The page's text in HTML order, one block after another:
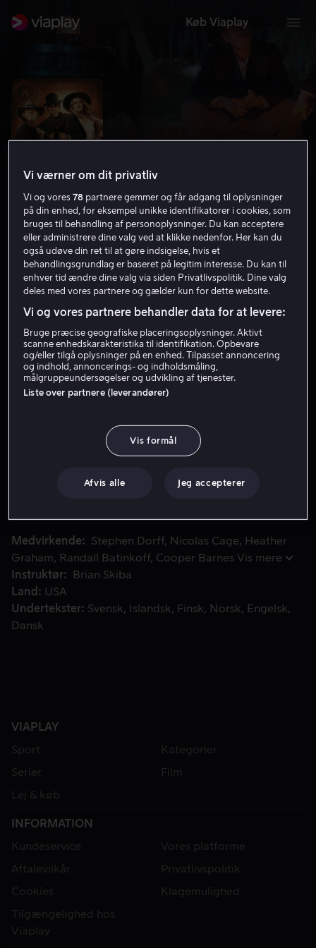
Køb Viaplay
Gunslingers
3.6 Action 2025 1 t. 39 min
15 år
UHD
Lej 59 kr
Køb 119 kr
Se trailer
Da Amerikas mest eftersøgte mand dukker op i en lille
Da Amerikas mest eftersøgte mand dukker op i en lille
blodtørstig pøbel, der søger hævn, hurtigt efter. Mens
byen.
Medvirkende
Stephen Dorff Nicolas Cage
Heather
Graham
Randall Batinkoff Cooper Barnes Vis mere
Instruktør
Brian Skiba
Land
USA
Undertekster
Svensk Islandsk Finsk Norsk
Engelsk
Dansk
VIAPLAY
Sport
Kategorier
Serier
Film
Lej & køb
INFORMATION
Kundeservice
Vores platforme
Aftalevilkår
Privatlivspolitik
Cookies
Klagemulighed
Tilgængelighed hos
Viaplay
Vi værner om dit privatliv
Vi og vores78 partnere gemmer og får adgang til oplysninger
på din enhed, for eksempel unikke identifikatorer i cookies, som
bruges til behandling af personoplysninger. Du kan acceptere
eller administrere dine valg ved at klikke nedenfor. Her kan du
også udøve din ret til at gøre indsigelse, hvis et
behandlingsgrundlag er baseret på legitim interesse. Du kan til
enhver tid ændre dine valg via siden Privatlivspolitik. Dine valg
deles med vores partnere og gælder kun for dette website.
Vi og vores partnere behandler data for at levere:
Bruge præcise geografiske placeringsoplysninger. Aktivt
scanne enhedskarakteristika til identifikation. Opbevare
og/eller tilgå oplysninger på en enhed. Tilpasset annoncering
og indhold, annoncerings- og indholdsmåling,
målgruppeundersøgelser og udvikling af tjenester.
Liste over partnere (leverandører)
Vis formål
Afvis alle Jeg accepterer